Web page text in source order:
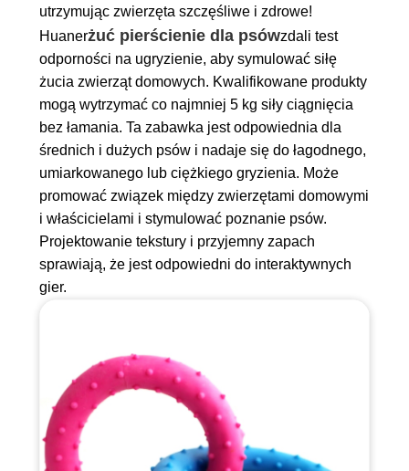
utrzymując zwierzęta szczęśliwe i zdrowe!
Huanerżuć pierścienie dla psówzdali test
odporności na ugryzienie, aby symulować siłę
żucia zwierząt domowych. Kwalifikowane produkty
mogą wytrzymać co najmniej 5 kg siły ciągnięcia
bez łamania. Ta zabawka jest odpowiednia dla
średnich i dużych psów i nadaje się do łagodnego,
umiarkowanego lub ciężkiego gryzienia. Może
promować związek między zwierzętami domowymi
i właścicielami i stymulować poznanie psów.
Projektowanie tekstury i przyjemny zapach
sprawiają, że jest odpowiedni do interaktywnych
gier.